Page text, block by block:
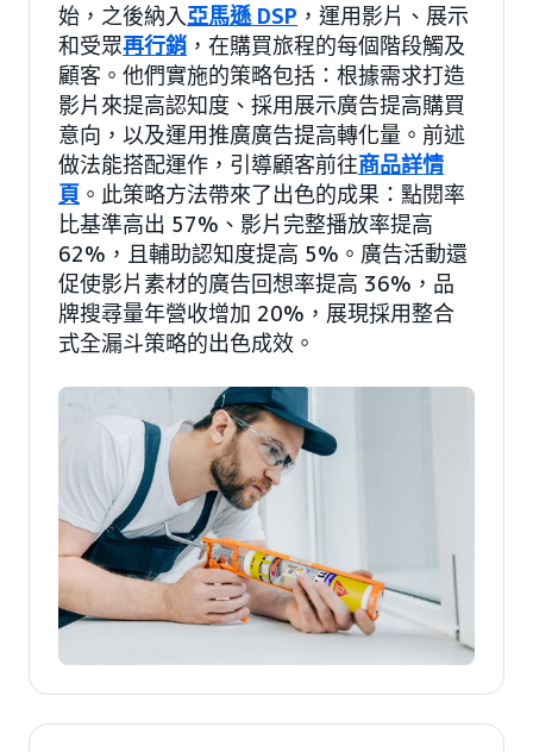
始，之後納入亞馬遜 DSP ，運用影片、展示
和受眾再行銷 ，在購買旅程的每個階段觸及
顧客。他們實施的策略包括：根據需求打造
影片來提高認知度、採用展示廣告提高購買
意向，以及運用推廣廣告提高轉化量。前述
做法能搭配運作，引導顧客前往商品詳情
頁 。此策略方法帶來了出色的成果：點閱率
比基準高出 57%、影片完整播放率提高
62%，且輔助認知度提高 5%。廣告活動還
促使影片素材的廣告回想率提高 36%，品
牌搜尋量年營收增加 20%，展現採用整合
式全漏斗策略的出色成效。